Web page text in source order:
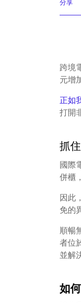
分享
跨境
元增
正如
打開
抓
國際
併櫃
因此
免的
順暢
者位
並解
如